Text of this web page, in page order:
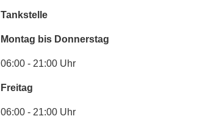
Tankstelle
Montag bis Donnerstag
06:00 - 21:00 Uhr
Freitag
06:00 - 21:00 Uhr